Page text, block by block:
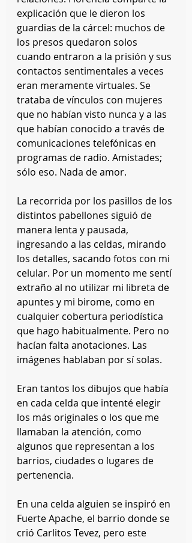
explicación que le dieron los
guardias de la cárcel: muchos de
los presos quedaron solos
cuando entraron a la prisión y sus
contactos sentimentales a veces
eran meramente virtuales. Se
trataba de vínculos con mujeres
que no habían visto nunca y a las
que habían conocido a través de
comunicaciones telefónicas en
programas de radio. Amistades;
sólo eso. Nada de amor.
La recorrida por los pasillos de los
distintos pabellones siguió de
manera lenta y pausada,
ingresando a las celdas, mirando
los detalles, sacando fotos con mi
celular. Por un momento me sentí
extraño al no utilizar mi libreta de
apuntes y mi birome, como en
cualquier cobertura periodística
que hago habitualmente. Pero no
hacían falta anotaciones. Las
imágenes hablaban por sí solas.
Eran tantos los dibujos que había
en cada celda que intenté elegir
los más originales o los que me
llamaban la atención, como
algunos que representan a los
barrios, ciudades o lugares de
pertenencia.
En una celda alguien se inspiró en
Fuerte Apache, el barrio donde se
crió Carlitos Tevez, pero este